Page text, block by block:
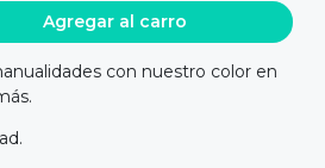
Agregar al carro
con nuestro color en